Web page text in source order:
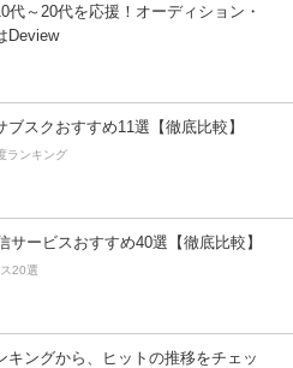
代～20代を応援！オーディション・
Deview
ブスクおすすめ11選【徹底比較】
ランキング
サービスおすすめ40選【徹底比較】
20選
キングから、ヒットの推移をチェッ